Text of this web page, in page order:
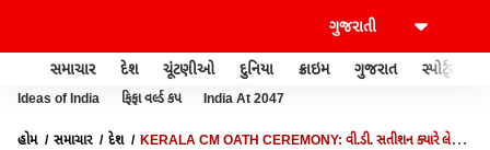
સમાચાર દેશ ચૂંટણીઓ દુનિયા ક્રાઇમ ગુજરાત સ્પોર્ટ્સ
Ideas of India ફિફા વર્લ્ડ કપ India At 2047
હોમ સમાચાર દેશ
KERALA CM OATH CEREMONY: વી.ડી. સતીશન ક્યારે લેશે